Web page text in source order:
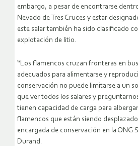
embargo, a pesar de encontrarse
Nevado de Tres Cruces y estar
este salar también ha sido clasificado
explotación de litio.
“Los flamencos cruzan fronteras en
adecuados para alimentarse y
conservación no puede limitarse a un
que ver todos los salares y
tienen capacidad de carga para
flamencos que están siendo
encargada de conservación en la ONG
Durand.